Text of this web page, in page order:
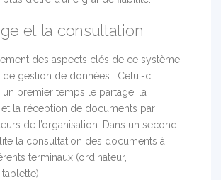
et la consultation
des aspects clés de ce système
gestion de données. Celui-ci
premier temps le partage, la
la réception de documents par
de l’organisation. Dans un second
la consultation des documents à
terminaux (ordinateur,